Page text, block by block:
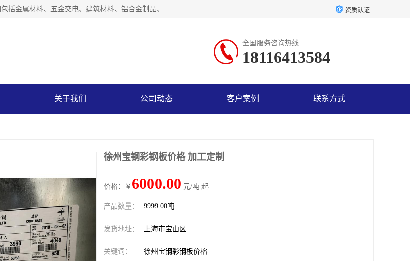
上海轩本实业有限公司成立于2017年，注册地位于上海市宝山区。经营范围包括金属材料、五金交电、建筑材料、铝合金制品、机械设备、电线电缆、装潢材料等；公司主营产品：宝钢彩钢板、宝钢彩钢卷、宝钢彩涂板、宝钢彩涂卷、宝钢高耐候彩钢板，宝钢氟碳彩钢板。是一家集钢铁贸易，物流、加工为一体的产业全配套公司。 资质认证
全国服务咨询热线:
18116413584
关于我们 公司动态 客户案例 联系方式
徐州宝钢彩钢板价格 加工定制
价格：￥ 6000.00 元/吨 起
产品数量： 9999.00吨
发货地址： 上海市宝山区
关键词： 徐州宝钢彩钢板价格